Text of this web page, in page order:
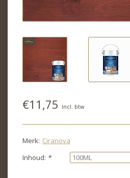
€11,75 Incl. btw
Merk: Ciranova
Inhoud: *